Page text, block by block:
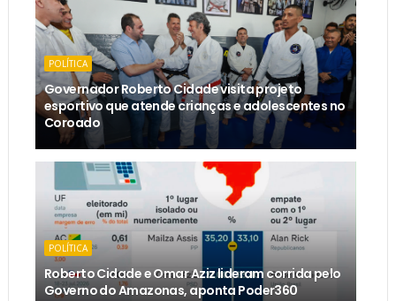
POLÍTICA
Governador Roberto Cidade visita projeto
esportivo que atende crianças e adolescentes no
Coroado
POLÍTICA
Roberto Cidade e Omar Aziz lideram corrida pelo
Governo do Amazonas, aponta Poder360